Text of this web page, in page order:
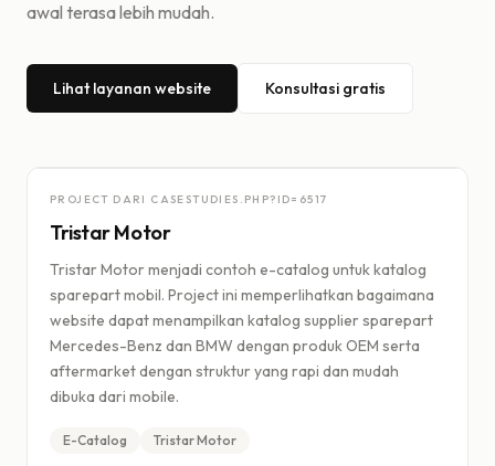
awal terasa lebih mudah.
Lihat layanan website Konsultasi gratis
PROJECT DARI CASESTUDIES.PHP?ID= 6517
Tristar Motor
Tristar Motor menjadi contoh e-catalog untuk katalog
sparepart mobil. Project ini memperlihatkan bagaimana
website dapat menampilkan katalog supplier sparepart
Mercedes-Benz dan BMW dengan produk OEM serta
aftermarket dengan struktur yang rapi dan mudah
dibuka dari mobile.
E-Catalog Tristar Motor